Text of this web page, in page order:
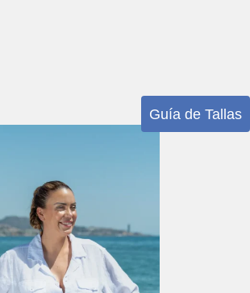
Guía de Tallas